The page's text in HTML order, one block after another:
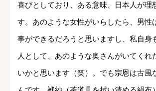
喜びとしており、ある意味、日本人が理
す。あのような女性がいらしたら、男性
事ができるだろうと思いますし、私自身
人として、あのような奥さんがいてくれ
いかと思います（笑）。でも宗恩は古風